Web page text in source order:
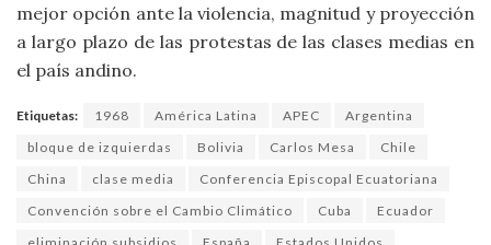
mejor opción ante la violencia, magnitud y proyección
a largo plazo de las protestas de las clases medias en
el país andino.
Etiquetas: 1968 América Latina APEC
Argentina
bloque de izquierdas
Bolivia Carlos Mesa
Chile
China
clase media
Conferencia Episcopal Ecuatoriana
Convención sobre el Cambio Climático
Cuba
Ecuador